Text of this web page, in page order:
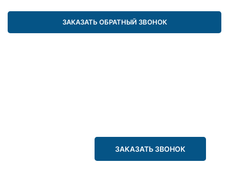
ЗАКАЗАТЬ ОБРАТНЫЙ ЗВОНОК
ЗАКАЗАТЬ ЗВОНОК